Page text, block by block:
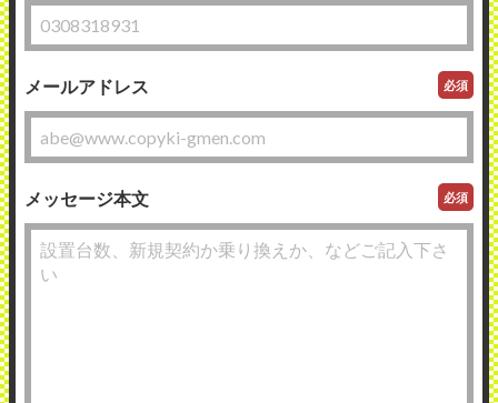
メールアドレス 必須
メッセージ本文 必須